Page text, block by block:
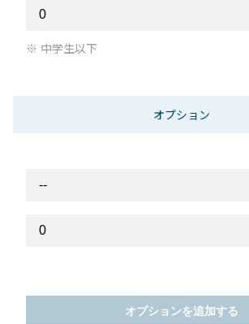
中学生以下
オプション
オプションを追加する